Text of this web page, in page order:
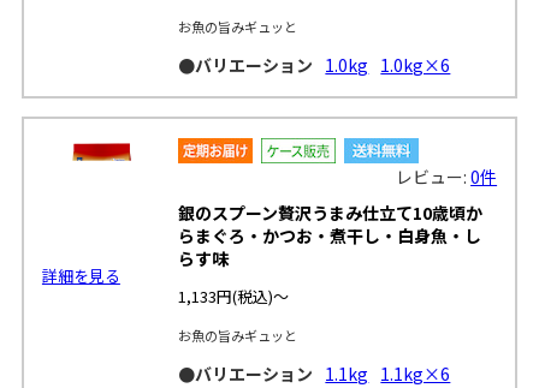
お魚の旨みギュッと
●バリエーション 1.0kg 1.0kg×6
詳細を見る
レビュー:0件
銀のスプーン贅沢うまみ仕立て10歳頃か
らまぐろ・かつお・煮干し・白身魚・し
らす味
1,133円(税込)～
お魚の旨みギュッと
●バリエーション 1.1kg 1.1kg×6